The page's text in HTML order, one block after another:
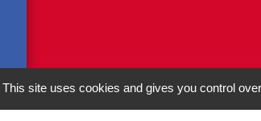
This site uses cookies and gives you control